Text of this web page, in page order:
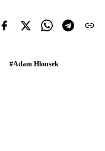
#Adam Hlousek